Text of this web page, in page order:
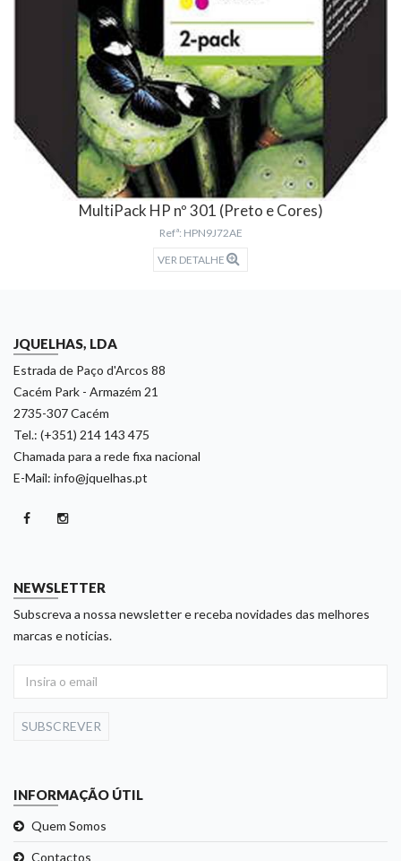
MultiPack HP nº 301 (Preto e Cores)
Refª: HPN9J72AE
VER DETALHE
JQUELHAS, LDA
Estrada de Paço d'Arcos 88
Cacém Park - Armazém 21
2735-307 Cacém
Tel.: (+351) 214 143 475
Chamada para a rede fixa nacional
E-Mail: info@jquelhas.pt
NEWSLETTER
Subscreva a nossa newsletter e receba novidades das melhores
marcas e noticias.
SUBSCREVER
INFORMAÇÃO ÚTIL
Quem Somos
Contactos